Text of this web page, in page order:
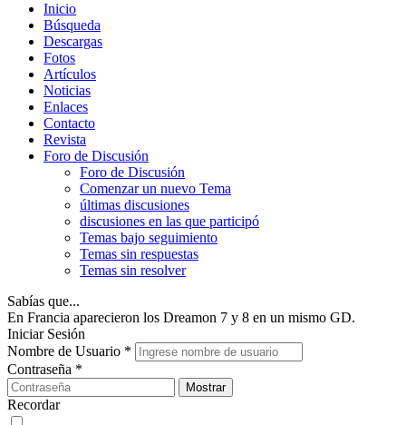
Inicio
Búsqueda
Descargas
Fotos
Artículos
Noticias
Enlaces
Contacto
Revista
Foro de Discusión
Foro de Discusión
Comenzar un nuevo Tema
últimas discusiones
discusiones en las que participó
Temas bajo seguimiento
Temas sin respuestas
Temas sin resolver
Sabías que...
En Francia aparecieron los Dreamon 7 y 8 en un mismo GD.
Iniciar Sesión
Nombre de Usuario *
Contraseña *
Mostrar
Recordar